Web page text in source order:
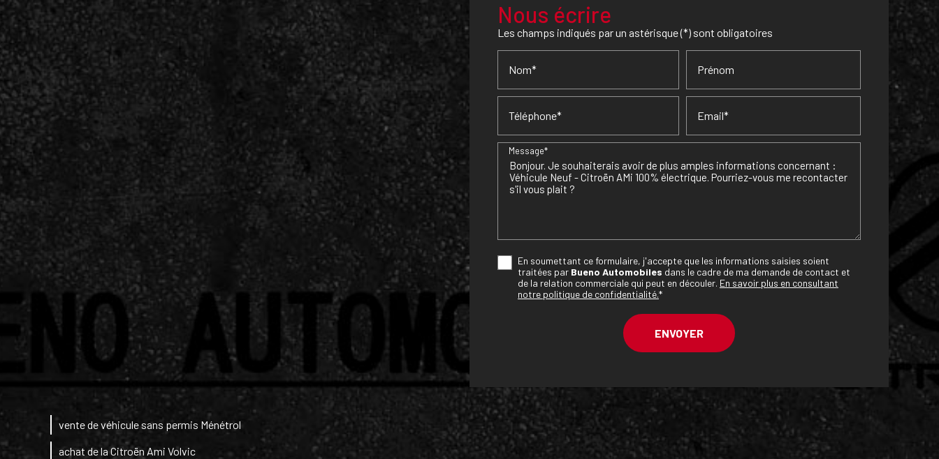
Nous écrire
Les champs indiqués par un astérisque (*) sont obligatoires
Nom* Prénom
Téléphone* Email*
Message*
En soumettant ce formulaire, j'accepte que les informations saisies soient
traitées par Bueno Automobiles dans le cadre de ma demande de contact et
de la relation commerciale qui peut en découler. En savoir plus en consultant
notre politique de confidentialité.*
vente de véhicule sans permis Ménétrol
achat de la Citroën Ami Volvic